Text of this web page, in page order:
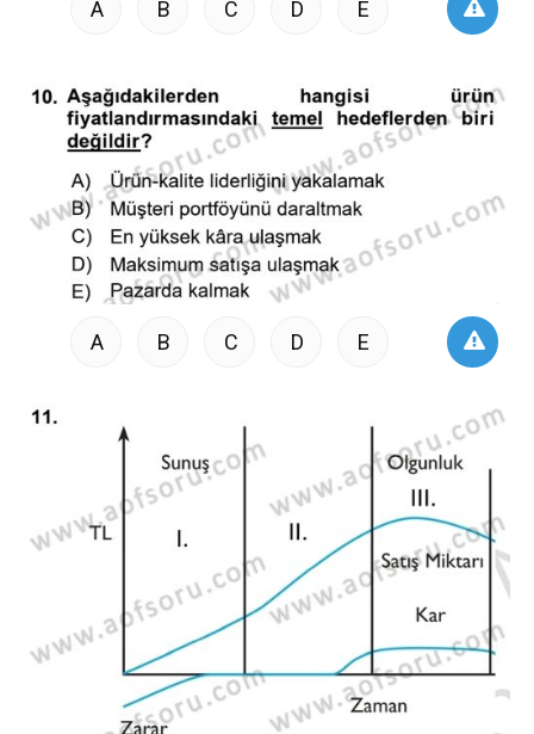
A B C D E
A B C D E